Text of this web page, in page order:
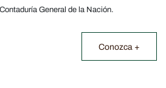
General de la Nación.
Conozca +